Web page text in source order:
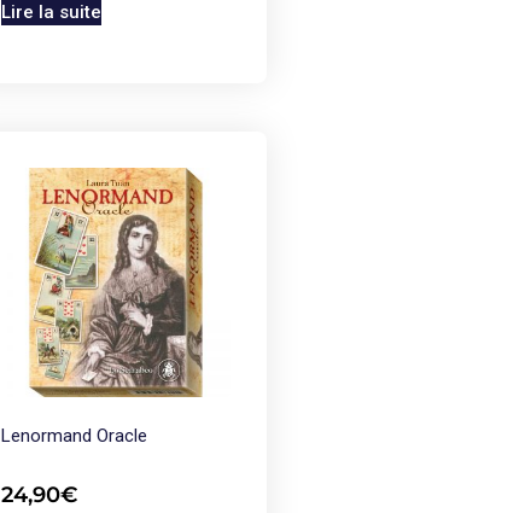
Lire la suite
Lenormand Oracle
24,90€